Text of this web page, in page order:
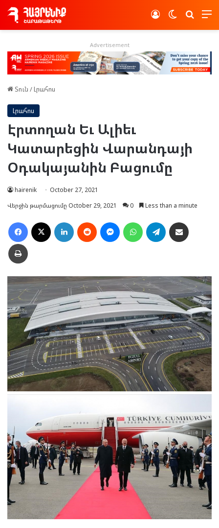
Switch skin
Log In
Advertisement
Տուն /Լրահոս
Լրահոս
Էրտողան Եւ Ալիեւ
Կատարեցին Վարանդայի
Օդակայանին Բացումը
hairenik
October 27, 2021
Վերջին թարմացումը October 29, 2021
0 Less than a minute
Facebook LinkedIn Reddit MessengerWhatsAppTelegram
Տպել